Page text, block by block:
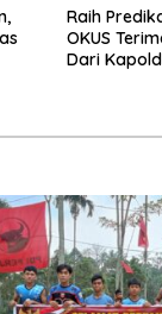
Raih
OKUS
Dari